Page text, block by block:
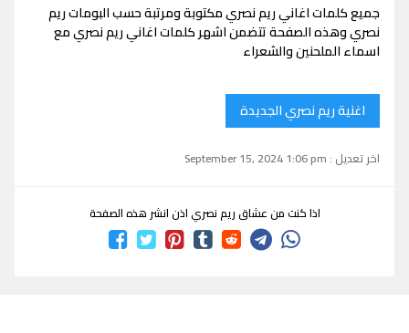
جميع كلمات اغاني ريم نصري مكتوبة ومرتبة حسب البومات ريم
نصري وهذه الصفحة تتضمن اشهر كلمات اغاني ريم نصري مع
اسماء الملحنين والشعراء
اغنية ريم نصري الجديدة
اخر تعديل : September 15, 2024 1:06 pm
اذا كنت من عشاق ريم نصري اذن انشر هذه الصفحة